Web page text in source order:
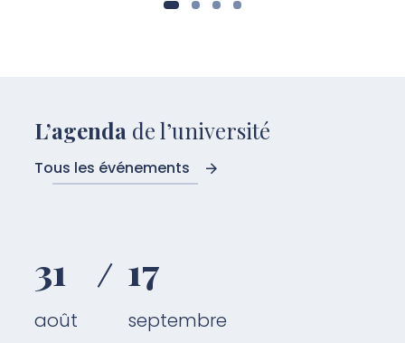
L’agenda de l’université
Tous les événements
31
août
17
septembre